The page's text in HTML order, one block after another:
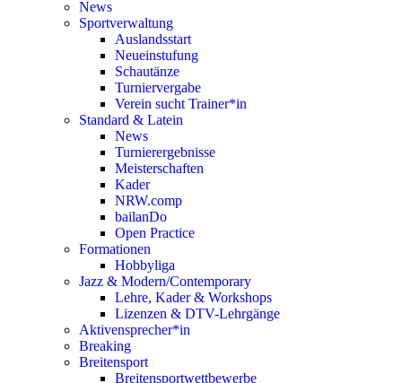
News
Sportverwaltung
Auslandsstart
Neueinstufung
Schautänze
Turniervergabe
Verein sucht Trainer*in
Standard & Latein
News
Turnierergebnisse
Meisterschaften
Kader
NRW.comp
bailanDo
Open Practice
Formationen
Hobbyliga
Jazz & Modern/Contemporary
Lehre, Kader & Workshops
Lizenzen & DTV-Lehrgänge
Aktivensprecher*in
Breaking
Breitensport
Breitensportwettbewerbe